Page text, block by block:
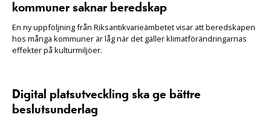
kommuner saknar beredskap
En ny uppföljning från Riksantikvarieämbetet visar att beredskapen
hos många kommuner är låg när det gäller klimatförändringarnas
effekter på kulturmiljöer.
Digital platsutveckling ska ge bättre
beslutsunderlag